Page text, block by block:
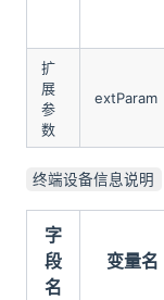
扩
展
参
数
extParam
终端设备信息说明
字
段
名
变量名